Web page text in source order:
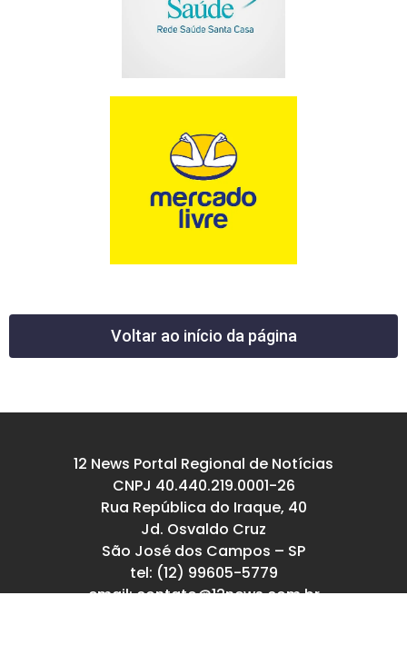
Voltar ao início da página
12 News Portal Regional de Notícias
CNPJ 40.440.219.0001-26
Rua República do Iraque, 40
Jd. Osvaldo Cruz
São José dos Campos – SP
tel: (12) 99605-5779
email: contato@12news.com.br